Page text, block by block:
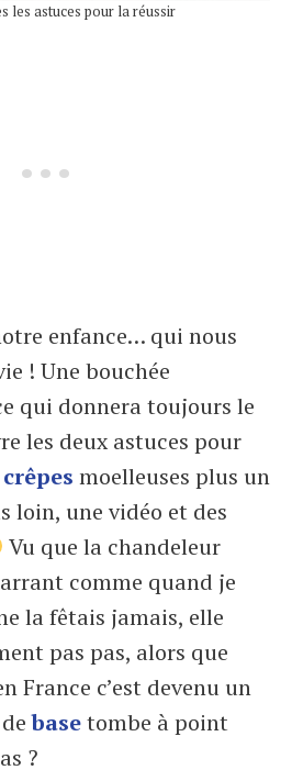
les astuces pour la réussir
enfance… qui nous
! Une bouchée
qui donnera toujours le
les deux astuces pour
crêpes moelleuses plus un
loin, une vidéo et des
Vu que la chandeleur
comme quand je
la fêtais jamais, elle
pas pas, alors que
France c’est devenu un
basetombe à point
?